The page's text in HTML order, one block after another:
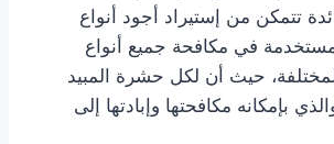
تتمكن من إستيراد أجود أنواع
في مكافحة جميع أنواع
حيث أن لكل حشرة المبيد
بإمكانه مكافحتها وإبادتها إلى